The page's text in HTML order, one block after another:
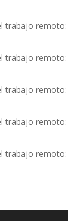
trabajo
trabajo
trabajo
trabajo
trabajo